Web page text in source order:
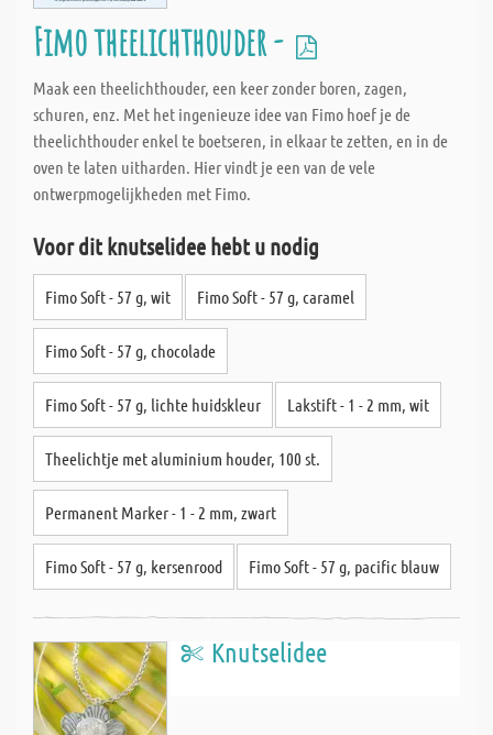
Fimo theelichthouder -
Maak een theelichthouder, een keer zonder boren, zagen,
schuren, enz. Met het ingenieuze idee van Fimo hoef je de
theelichthouder enkel te boetseren, in elkaar te zetten, en in de
oven te laten uitharden. Hier vindt je een van de vele
ontwerpmogelijkheden met Fimo.
Voor dit knutselidee hebt u nodig
Fimo Soft - 57 g, wit Fimo Soft - 57 g, caramel
Fimo Soft - 57 g, chocolade
Fimo Soft - 57 g, lichte huidskleur Lakstift - 1 - 2 mm, wit
Theelichtje met aluminium houder, 100 st.
Permanent Marker - 1 - 2 mm, zwart
Fimo Soft - 57 g, kersenrood Fimo Soft - 57 g, pacific blauw
Knutselidee